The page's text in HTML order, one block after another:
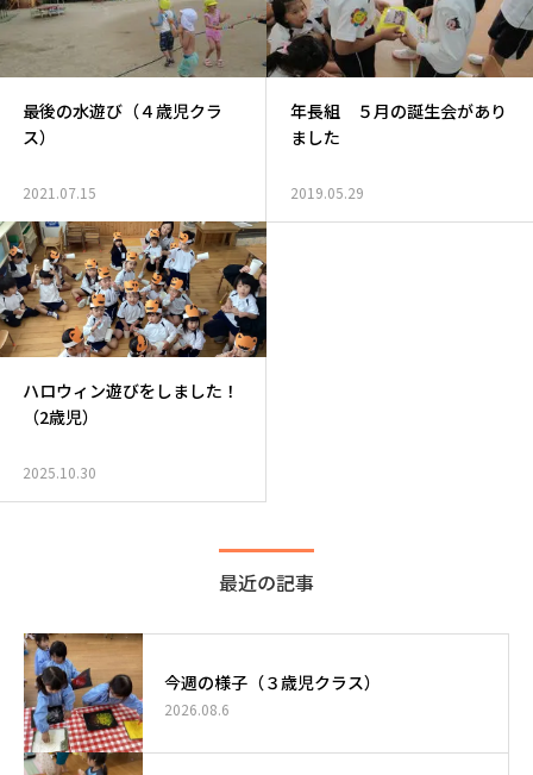
最後の水遊び（４歳児クラ
ス）
2021.07.15
年長組 ５月の誕生会があり
ました
2019.05.29
ハロウィン遊びをしました！
（2歳児）
2025.10.30
最近の記事
今週の様子（３歳児クラス）
2026.08.6